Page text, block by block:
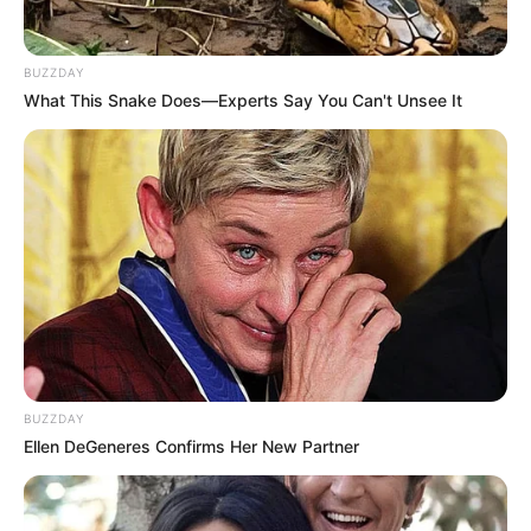
Gaststätten und Restaurants in Hamburg
Umkreissuche Tourismus Hamburg
Museen in und um Hamburg
Kinderausflugsziele für Hamburg
Kindergeburtstag feiern
Schlösser und Burgen in und um Hamburg
Tagesausflugsziele für Hamburg
Bademöglichkeiten
Wandern
Kinoprogramm
Angebote für Behinderte
Aussichtstürme
Kletterparks
BUZZDAY
What This Snake Does—Experts Say You Can't Unsee It
BUZZDAY
Ellen DeGeneres Confirms Her New Partner